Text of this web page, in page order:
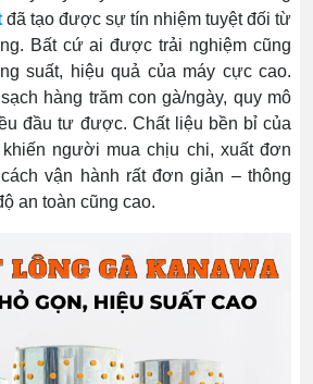
đã tạo được sự tín nhiệm tuyệt đối từ
Bất cứ ai được trải nghiệm cũng
suất, hiệu quả của máy cực cao.
hàng trăm con gà/ngày, quy mô
đầu tư được. Chất liệu bền bỉ của
người mua chịu chi, xuất đơn
vận hành rất đơn giản – thông
an toàn cũng cao.